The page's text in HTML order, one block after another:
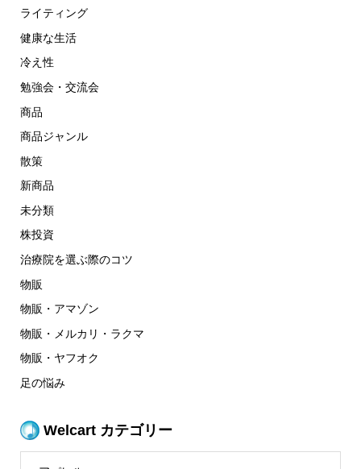
ライティング
健康な生活
冷え性
勉強会・交流会
商品
商品ジャンル
散策
新商品
未分類
株投資
治療院を選ぶ際のコツ
物販
物販・アマゾン
物販・メルカリ・ラクマ
物販・ヤフオク
足の悩み
Welcart カテゴリー